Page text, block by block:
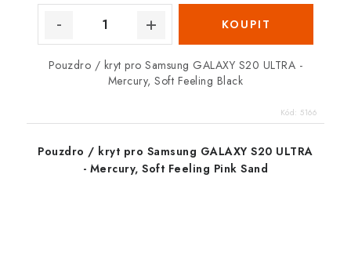
Pouzdro / kryt pro Samsung GALAXY S20 ULTRA -
Mercury, Soft Feeling Black
Kód: 5166
Pouzdro / kryt pro Samsung GALAXY S20 ULTRA
- Mercury, Soft Feeling Pink Sand